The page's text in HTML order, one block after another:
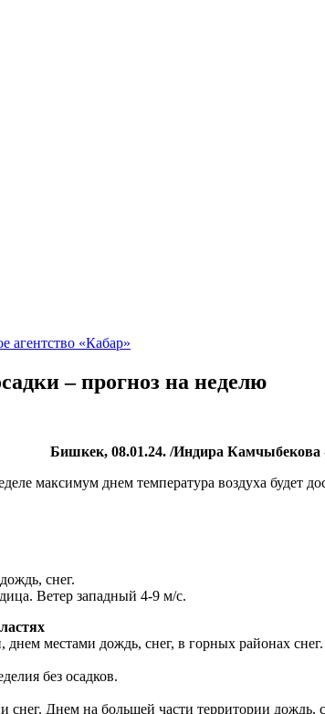
– прогноз на неделю
Бишкек, 08.01.24. /Индира Камчыбекова
максимум днем температура воздуха будет
снег.
Ветер западный 4-9 м/с.
днем местами дождь, снег, в горных районах
без осадков.
снег. Днем на большей части территории дождь,